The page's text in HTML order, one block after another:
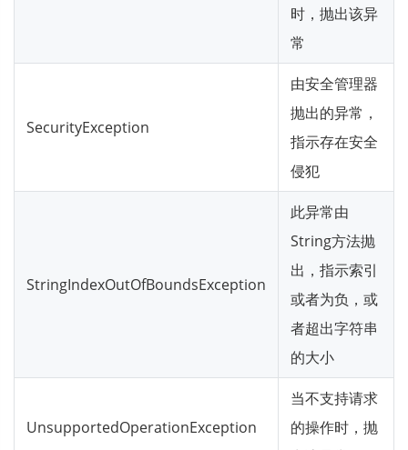
时，抛出该异
常
SecurityException
由安全管理器
抛出的异常，
指示存在安全
侵犯
StringIndexOutOfBoundsException
此异常由
String方法抛
出，指示索引
或者为负，或
者超出字符串
的大小
UnsupportedOperationException
当不支持请求
的操作时，抛